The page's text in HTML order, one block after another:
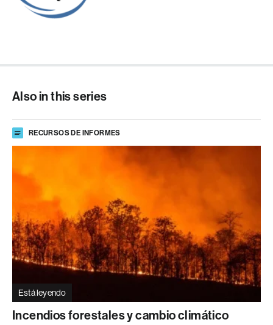
Also in this series
RECURSOS DE INFORMES
Está leyendo
Incendios forestales y cambio climático